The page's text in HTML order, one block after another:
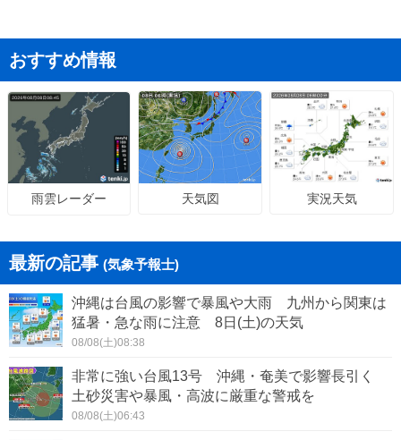
おすすめ情報
雨雲レーダー 天気図 実況天気
最新の記事 (気象予報士)
沖縄は台風の影響で暴風や大雨 九州から関東は
猛暑・急な雨に注意 8日(土)の天気
08/08(土)08:38
非常に強い台風13号 沖縄・奄美で影響長引く
土砂災害や暴風・高波に厳重な警戒を
08/08(土)06:43